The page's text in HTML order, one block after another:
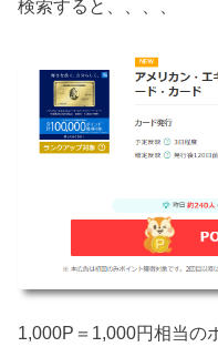
検索すると、、、、
1,000P＝1,000円相当の